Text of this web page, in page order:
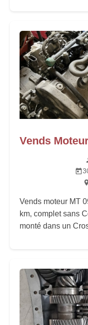
Vends
Vends moteur MT
km, complet sans
monté dans un